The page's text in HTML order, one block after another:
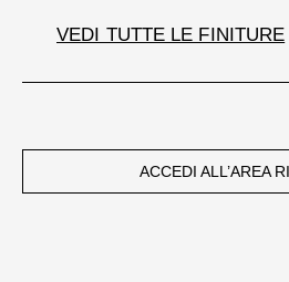
VEDI TUTTE LE FINITURE
ACCEDI ALL’AREA